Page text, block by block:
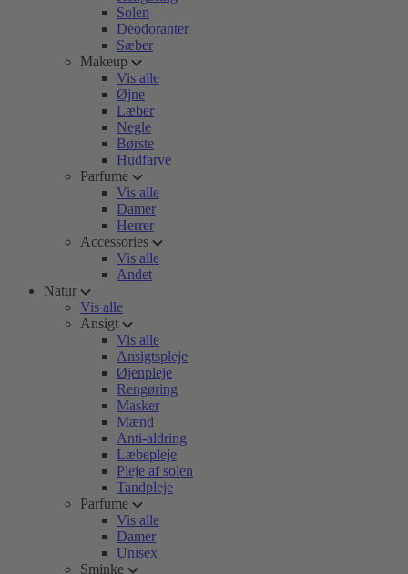
Solen
Deodoranter
Sæber
Makeup
Vis alle
Øjne
Læber
Negle
Børste
Hudfarve
Parfume
Vis alle
Damer
Herrer
Accessories
Vis alle
Andet
Natur
Vis alle
Ansigt
Vis alle
Ansigtspleje
Øjenpleje
Rengøring
Masker
Mænd
Anti-aldring
Læbepleje
Pleje af solen
Tandpleje
Parfume
Vis alle
Damer
Unisex
Sminke